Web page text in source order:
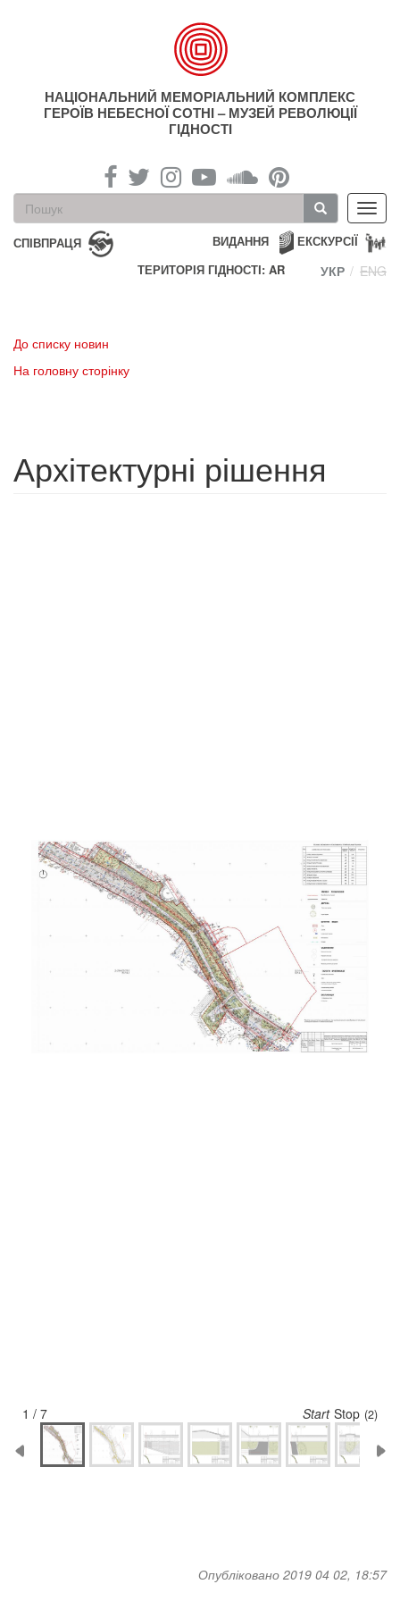
НАЦІОНАЛЬНИЙ МЕМОРІАЛЬНИЙ КОМПЛЕКС
ГЕРОЇВ НЕБЕСНОЇ СОТНІ – МУЗЕЙ РЕВОЛЮЦІЇ
ГІДНОСТІ
Пошукова
форма
Пошук
СПІВПРАЦЯ ЕКСКУРСІЇ
ВИДАННЯ
ТЕРИТОРІЯ ГІДНОСТІ: AR
УКР ENG
До списку новин
На головну сторінку
Архітектурні рішення
1 / 7 Start Stop (1)
Опубліковано 2019 04 02, 18:57